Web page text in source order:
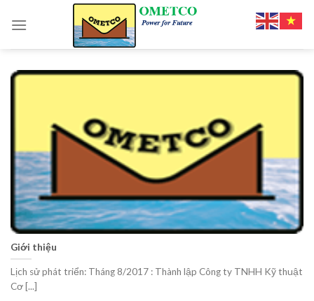
Giới thiệu
Lịch sử phát triển: Tháng 8/2017 : Thành lập Công ty TNHH Kỹ thuật
Cơ [...]